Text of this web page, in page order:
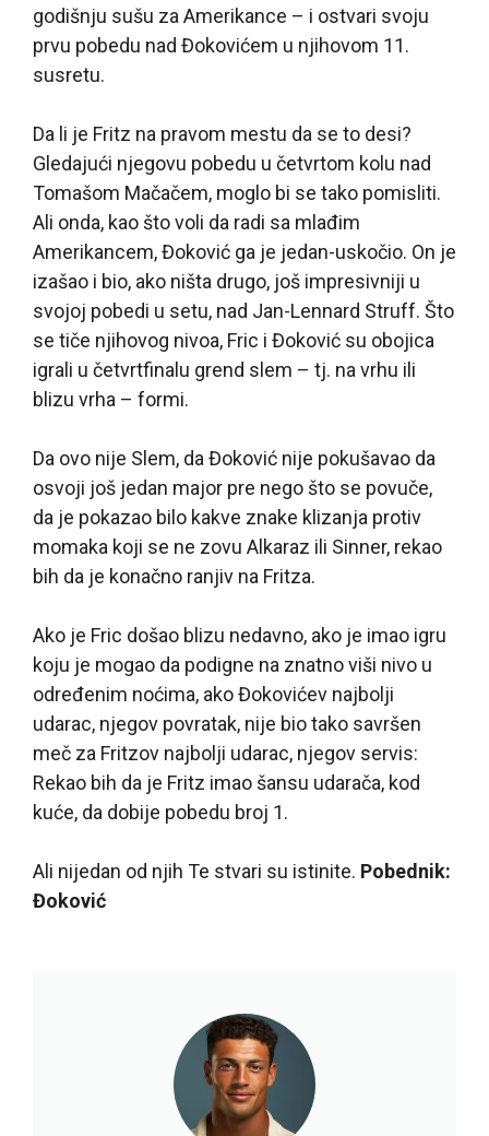
godišnju sušu za Amerikance – i ostvari svoju
prvu pobedu nad Đokovićem u njihovom 11.
susretu.
Da li je Fritz na pravom mestu da se to desi?
Gledajući njegovu pobedu u četvrtom kolu nad
Tomašom Mačačem, moglo bi se tako pomisliti.
Ali onda, kao što voli da radi sa mlađim
Amerikancem, Đoković ga je jedan-uskočio. On je
izašao i bio, ako ništa drugo, još impresivniji u
svojoj pobedi u setu, nad Jan-Lennard Struff. Što
se tiče njihovog nivoa, Fric i Đoković su obojica
igrali u četvrtfinalu grend slem – tj. na vrhu ili
blizu vrha – formi.
Da ovo nije Slem, da Đoković nije pokušavao da
osvoji još jedan major pre nego što se povuče,
da je pokazao bilo kakve znake klizanja protiv
momaka koji se ne zovu Alkaraz ili Sinner, rekao
bih da je konačno ranjiv na Fritza.
Ako je Fric došao blizu nedavno, ako je imao igru
koju je mogao da podigne na znatno viši nivo u
određenim noćima, ako Đokovićev najbolji
udarac, njegov povratak, nije bio tako savršen
meč za Fritzov najbolji udarac, njegov servis:
Rekao bih da je Fritz imao šansu udarača, kod
kuće, da dobije pobedu broj 1.
Ali nijedan od njih Te stvari su istinite. Pobednik:
Đoković